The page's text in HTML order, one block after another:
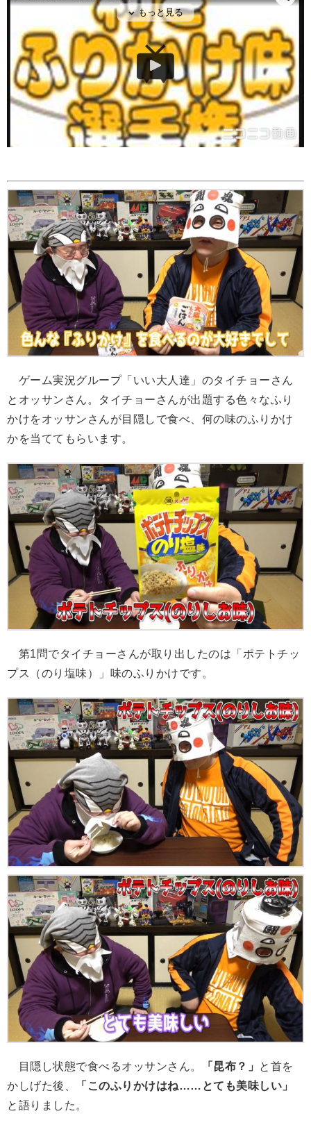
ゲーム実況グループ「いい大人達」のタイチョーさん
とオッサンさん。タイチョーさんが出題する色々なふり
かけをオッサンさんが目隠しで食べ、何の味のふりかけ
かを当ててもらいます。
第1問でタイチョーさんが取り出したのは「ポテトチッ
プス（のり塩味）」味のふりかけです。
目隠し状態で食べるオッサンさん。 「昆布？」
と首を
かしげた後、
「このふりかけはね……とても美味しい」
と語りました。